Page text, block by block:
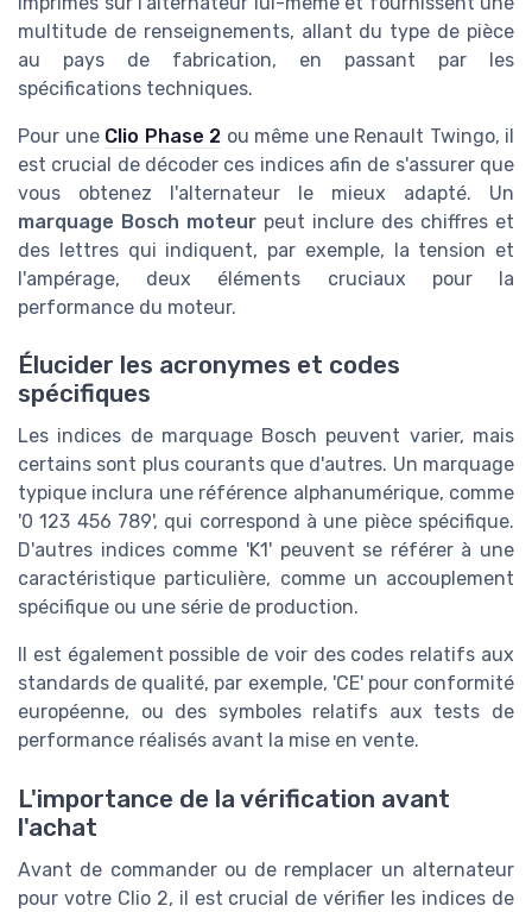
multitude de renseignements, allant du type de pièce
au pays de fabrication, en passant par les
spécifications techniques.
Pour une Clio Phase 2 ou même une Renault Twingo, il
est crucial de décoder ces indices afin de s'assurer que
vous obtenez l'alternateur le mieux adapté. Un
marquage Bosch moteur peut inclure des chiffres et
des lettres qui indiquent, par exemple, la tension et
l'ampérage, deux éléments cruciaux pour la
performance du moteur.
Élucider les acronymes et codes
spécifiques
Les indices de marquage Bosch peuvent varier, mais
certains sont plus courants que d'autres. Un marquage
typique inclura une référence alphanumérique, comme
'0 123 456 789', qui correspond à une pièce spécifique.
D'autres indices comme 'K1' peuvent se référer à une
caractéristique particulière, comme un accouplement
spécifique ou une série de production.
Il est également possible de voir des codes relatifs aux
standards de qualité, par exemple, 'CE' pour conformité
européenne, ou des symboles relatifs aux tests de
performance réalisés avant la mise en vente.
L'importance de la vérification avant
l'achat
Avant de commander ou de remplacer un alternateur
pour votre Clio 2, il est crucial de vérifier les indices de